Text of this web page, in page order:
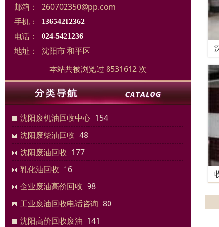
邮箱：
260702350@pp.com
手机：
13654212362
电话： 024-5421236
地址：
沈阳市 和平区
本站共被浏览过 8531612 次
沈阳废机油回收中心 154
沈阳废柴油回收 48
沈阳废油回收 177
乳化油回收 16
企业废油高价回收 98
工业废油回收电话咨询 80
沈阳高价回收废油 141